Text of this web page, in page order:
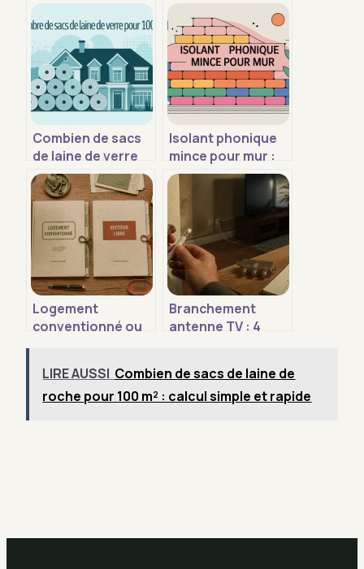
Combien de sacs
de laine de verre
pour 100 m² : le
calcul facile
Isolant phonique
mince pour mur :
que choisir et dans
quel cas ?
Logement
conventionné ou
rentabilité et vos
droits ?
Branchement
antenne TV : 4
sans
interférences
LIRE AUSSI Combien de sacs de laine de
roche pour 100 m² : calcul simple et rapide